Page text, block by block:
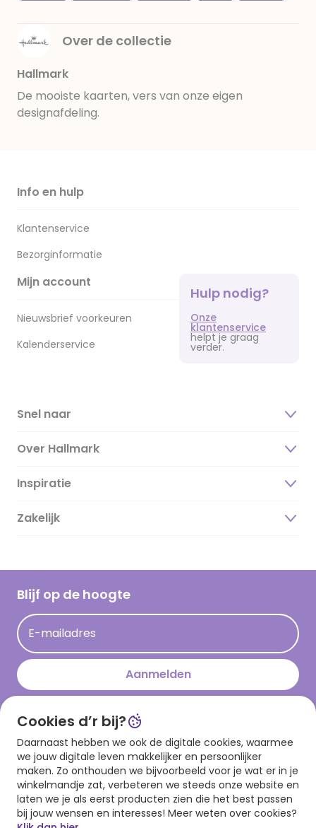
Over de collectie
Hallmark
De mooiste kaarten, vers van onze eigen
designafdeling.
Info en hulp
Klantenservice
Bezorginformatie
Mijn account
Nieuwsbrief voorkeuren
Kalenderservice
Hulp nodig?
Onze
klantenservice
helpt je graag
verder.
Snel naar
Over Hallmark
Over ons
Duurzaamheid
Hallmark Kaartclub
Acties
Persberichten
Hallmark en Kinderpostzegels
Inspiratie
Magazine
Cadeau inspiratie
Kaartinspiratie
Zakelijk
Blijf op de hoogte
E-mailadres
Aanmelden
Download onze app
Cookies d’r bij?
Daarnaast hebben we ook de digitale cookies, waarmee
we jouw digitale leven makkelijker en persoonlijker
maken. Zo onthouden we bijvoorbeeld voor je wat er in je
winkelmandje zat, verbeteren we steeds onze website en
laten we je als eerst producten zien die het best passen
bij jouw wensen en interesses! Meer weten over cookies?